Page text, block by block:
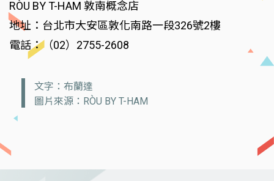
RÒU BY T-HAM 敦南概念店
地址：台北市大安區敦化南路一段326號2樓
電話：（02）2755-2608
文字：布蘭達
圖片來源：RÒU BY T-HAM